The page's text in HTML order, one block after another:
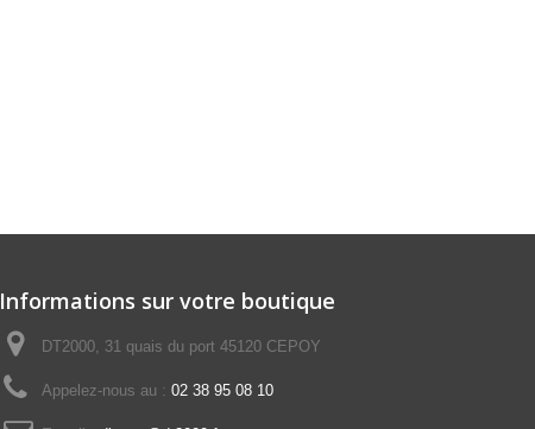
Informations sur votre boutique
DT2000, 31 quais du port 45120 CEPOY
Appelez-nous au : 02 38 95 08 10